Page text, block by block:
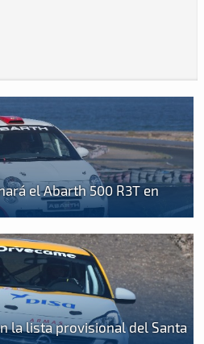
el Abarth 500 R3T en
la lista provisional del Santa